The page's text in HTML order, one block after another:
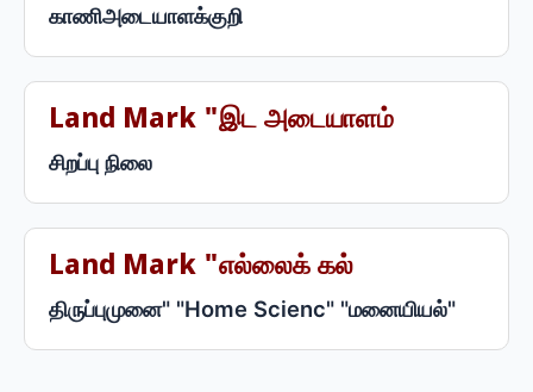
காணிஅடையாளக்குறி
Land Mark "இட அடையாளம்
சிறப்பு நிலை
Land Mark "எல்லைக் கல்
திருப்புமுனை" "Home Scienc" "மனையியல்"